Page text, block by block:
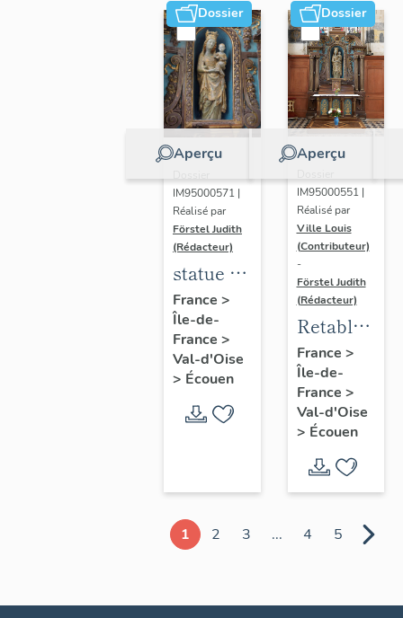
Dossier
Aperçu
IM95000571 |
Réalisé par
Förstel Judith
(Rédacteur)
statue de
la Vierge
à
l'Enfant,
XIVe
siècle
France >
Île-de-
France >
Val-d'Oise
> Écouen
Dossier
Aperçu
IM95000551 |
Réalisé par
Ville Louis
(Contributeur)
-
Förstel Judith
(Rédacteur)
Retable
de la
Vierge
France >
Île-de-
France >
Val-d'Oise
> Écouen
1 2 3 ... 4 5